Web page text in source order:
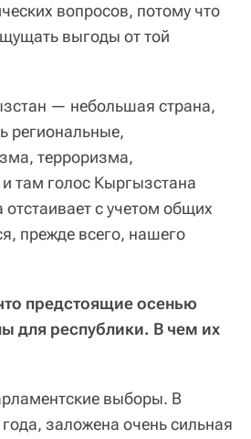
вопросов, потому что
выгоды от той
— небольшая страна,
региональные,
терроризма,
там голос Кыргызстана
отстаивает с учетом общих
прежде всего, нашего
предстоящие осенью
для республики. В чем их
выборы. В
заложена очень сильная